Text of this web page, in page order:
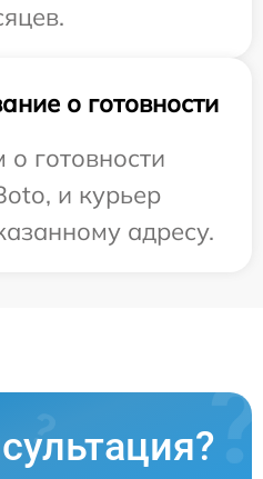
о готовности
готовности
и курьер
адресу.